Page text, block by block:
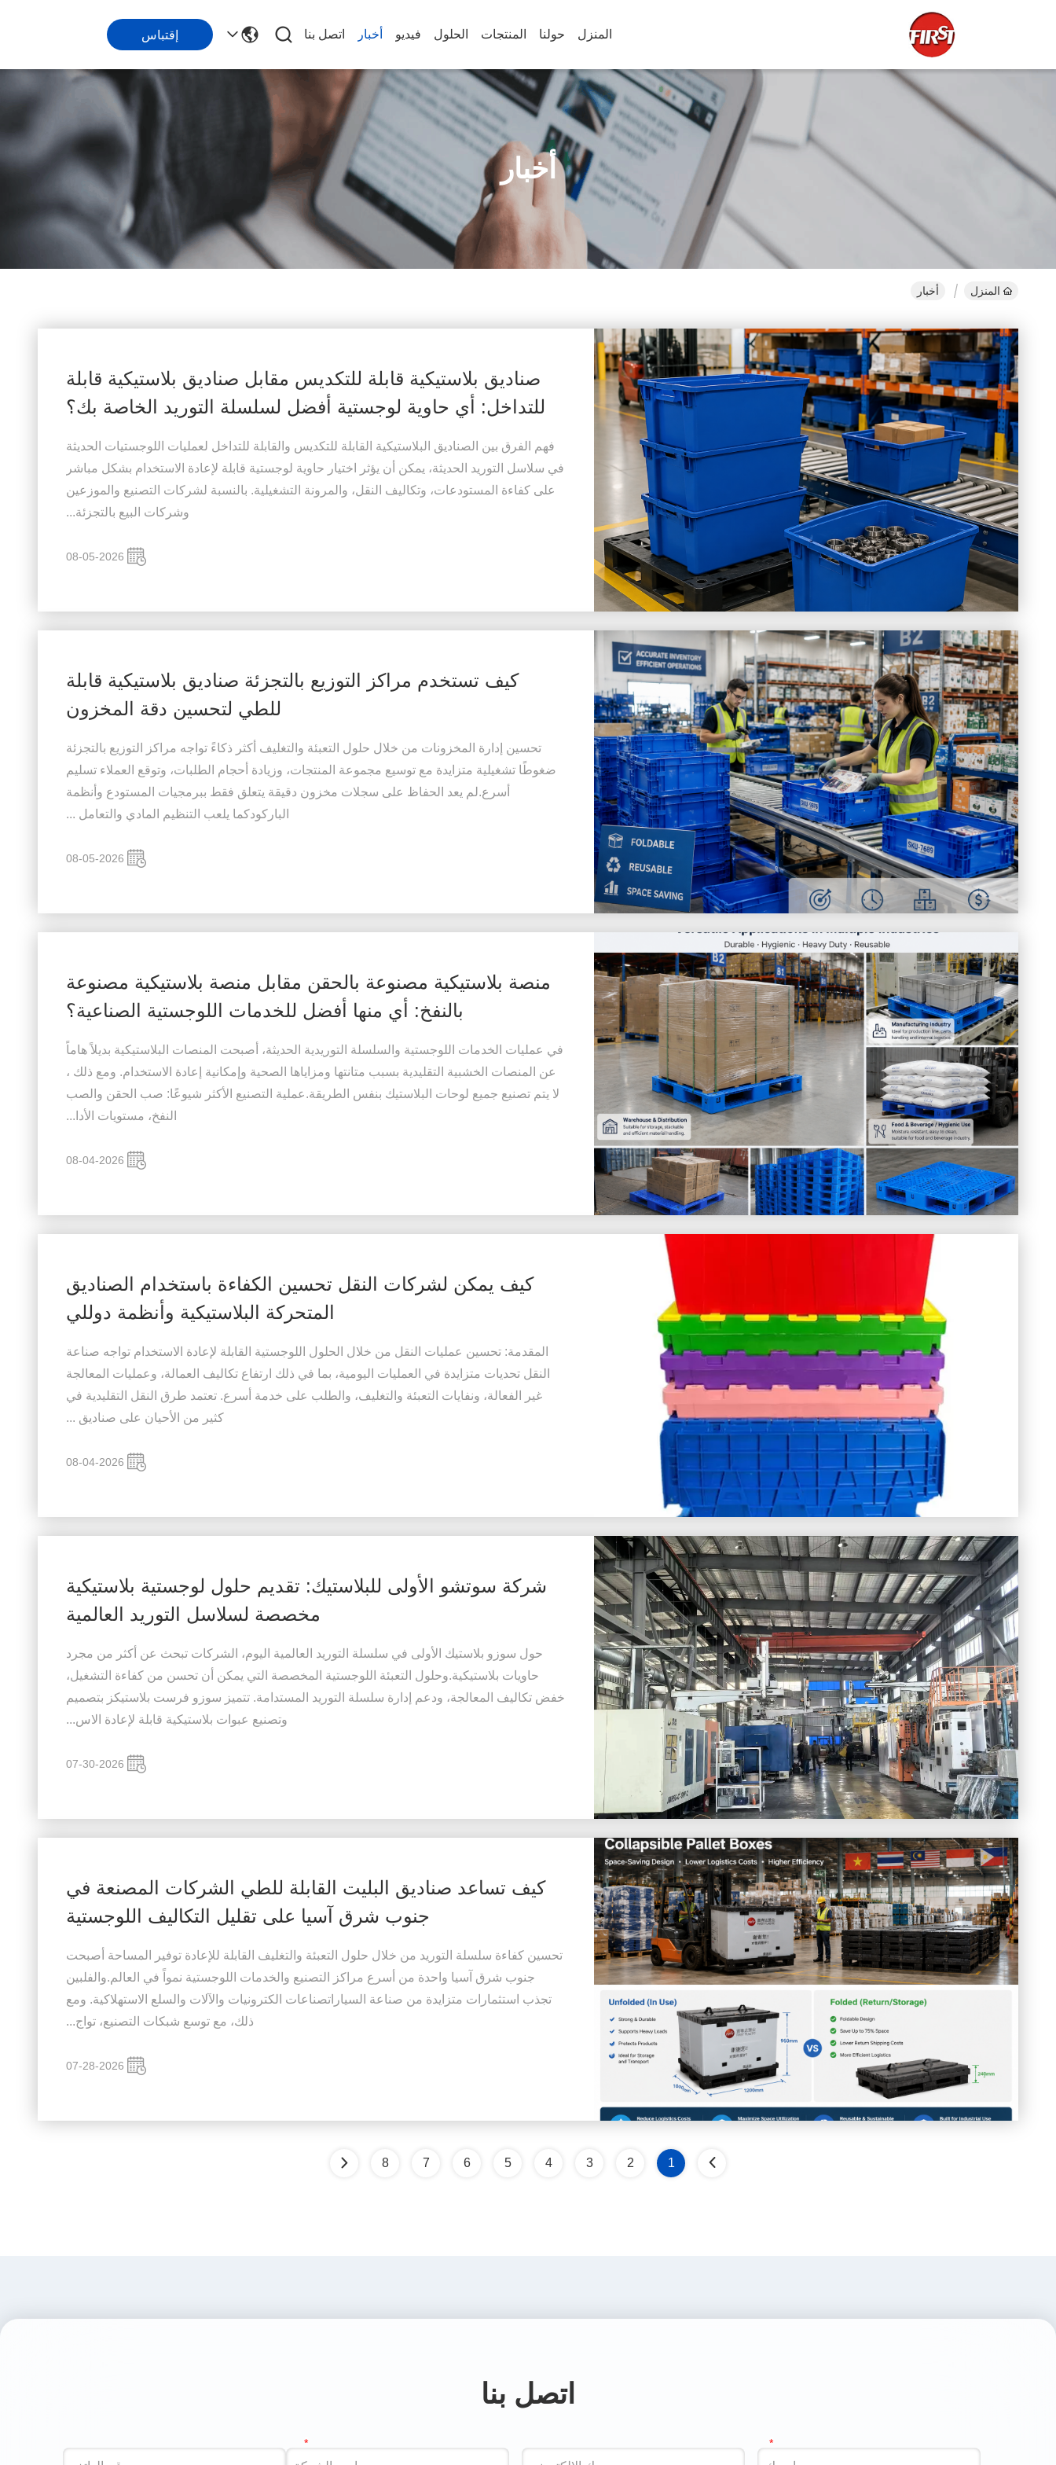
المنزل حولنا المنتجات الحلول فيديو أخبار اتصل بنا إقتباس
أخبار
المنزل أخبار
صناديق بلاستيكية قابلة للتكديس مقابل صناديق بلاستيكية قابلة
للتداخل: أي حاوية لوجستية أفضل لسلسلة التوريد الخاصة بك؟
فهم الفرق بين الصناديق البلاستيكية القابلة للتكديس والقابلة للتداخل لعمليات اللوجستيات الحديثة
في سلاسل التوريد الحديثة، يمكن أن يؤثر اختيار حاوية لوجستية قابلة لإعادة الاستخدام بشكل مباشر
على كفاءة المستودعات، وتكاليف النقل، والمرونة التشغيلية. بالنسبة لشركات التصنيع والموزعين
وشركات البيع بالتجزئة...
08-05-2026
كيف تستخدم مراكز التوزيع بالتجزئة صناديق بلاستيكية قابلة
للطي لتحسين دقة المخزون
تحسين إدارة المخزونات من خلال حلول التعبئة والتغليف أكثر ذكاءً تواجه مراكز التوزيع بالتجزئة
ضغوطًا تشغيلية متزايدة مع توسيع مجموعة المنتجات، وزيادة أحجام الطلبات، وتوقع العملاء تسليم
أسرع.لم يعد الحفاظ على سجلات مخزون دقيقة يتعلق فقط ببرمجيات المستودع وأنظمة
الباركودكما يلعب التنظيم المادي والتعامل ...
08-05-2026
منصة بلاستيكية مصنوعة بالحقن مقابل منصة بلاستيكية مصنوعة
بالنفخ: أي منها أفضل للخدمات اللوجستية الصناعية؟
في عمليات الخدمات اللوجستية والسلسلة التوريدية الحديثة، أصبحت المنصات البلاستيكية بديلاً هاماً
عن المنصات الخشبية التقليدية بسبب متانتها ومزاياها الصحية وإمكانية إعادة الاستخدام. ومع ذلك ،
لا يتم تصنيع جميع لوحات البلاستيك بنفس الطريقة.عملية التصنيع الأكثر شيوعًا: صب الحقن والصب
النفخ، مستويات الأدا...
08-04-2026
كيف يمكن لشركات النقل تحسين الكفاءة باستخدام الصناديق
المتحركة البلاستيكية وأنظمة دوللي
المقدمة: تحسين عمليات النقل من خلال الحلول اللوجستية القابلة لإعادة الاستخدام تواجه صناعة
النقل تحديات متزايدة في العمليات اليومية، بما في ذلك ارتفاع تكاليف العمالة، وعمليات المعالجة
غير الفعالة، ونفايات التعبئة والتغليف، والطلب على خدمة أسرع. تعتمد طرق النقل التقليدية في
كثير من الأحيان على صناديق ...
08-04-2026
شركة سوتشو الأولى للبلاستيك: تقديم حلول لوجستية بلاستيكية
مخصصة لسلاسل التوريد العالمية
حول سوزو بلاستيك الأولى في سلسلة التوريد العالمية اليوم، الشركات تبحث عن أكثر من مجرد
حاويات بلاستيكية.وحلول التعبئة اللوجستية المخصصة التي يمكن أن تحسن من كفاءة التشغيل،
خفض تكاليف المعالجة، ودعم إدارة سلسلة التوريد المستدامة. تتميز سوزو فرست بلاستيكز بتصميم
وتصنيع عبوات بلاستيكية قابلة لإعادة الاس...
07-30-2026
كيف تساعد صناديق البليت القابلة للطي الشركات المصنعة في
جنوب شرق آسيا على تقليل التكاليف اللوجستية
تحسين كفاءة سلسلة التوريد من خلال حلول التعبئة والتغليف القابلة للإعادة توفير المساحة أصبحت
جنوب شرق آسيا واحدة من أسرع مراكز التصنيع والخدمات اللوجستية نمواً في العالم.والفلبين
تجذب استثمارات متزايدة من صناعة السياراتصناعات الكترونيات والآلات والسلع الاستهلاكية. ومع
ذلك، مع توسع شبكات التصنيع، تواج...
07-28-2026
1
2
3
4
5
6
7
8
اتصل بنا